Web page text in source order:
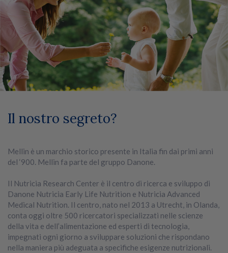
Il nostro segreto?
Mellin è un marchio storico presente in Italia fin dai primi anni
del ‘900. Mellin fa parte del gruppo Danone.
Il Nutricia Research Center è il centro di ricerca e sviluppo di
Danone Nutricia Early Life Nutrition e Nutricia Advanced
Medical Nutrition. Il centro, nato nel 2013 a Utrecht, in Olanda,
conta oggi oltre 500 ricercatori specializzati nelle scienze
della vita e dell’alimentazione ed esperti di tecnologia,
impegnati ogni giorno a sviluppare soluzioni che rispondano
nella maniera più adeguata a specifiche esigenze nutrizionali.